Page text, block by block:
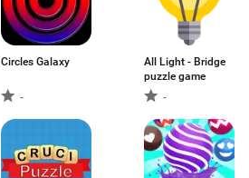
Circles Galaxy
-
All Light - Bridge
puzzle game
-